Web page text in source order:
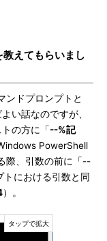
えてもらいまし
ンドプロンプトと
い話なのですが、
の方に「--%記
PowerShell
際、引数の前に「--
トにおける引数と同
）。